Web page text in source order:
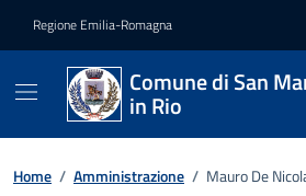
Regione Emilia-Romagna
Comune di San
in Rio
Home / Amministrazione / Mauro De